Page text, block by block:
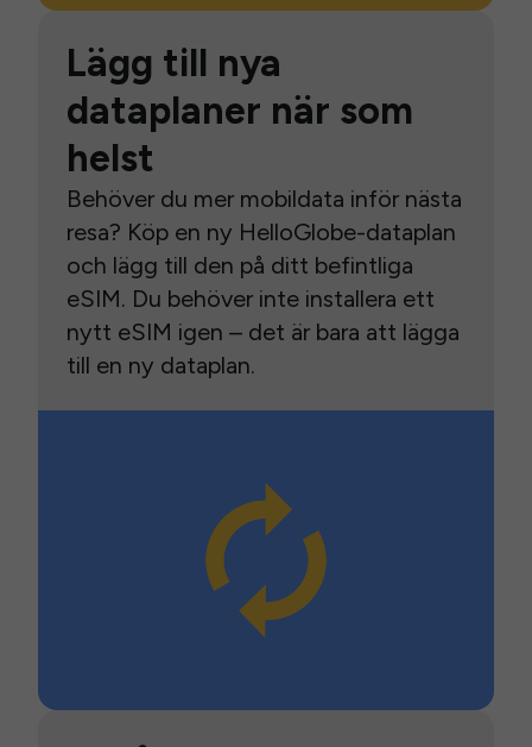
Lägg till nya
dataplaner när som
helst
Behöver du mer mobildata inför nästa
resa? Köp en ny HelloGlobe-dataplan
och lägg till den på ditt befintliga
eSIM. Du behöver inte installera ett
nytt eSIM igen – det är bara att lägga
till en ny dataplan.